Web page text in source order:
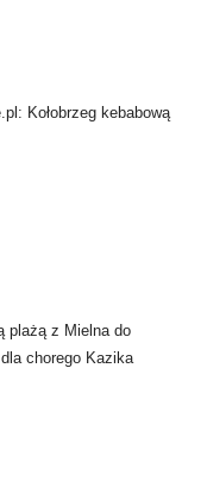
Kołobrzeg kebabową
plażą z Mielna do
chorego Kazika